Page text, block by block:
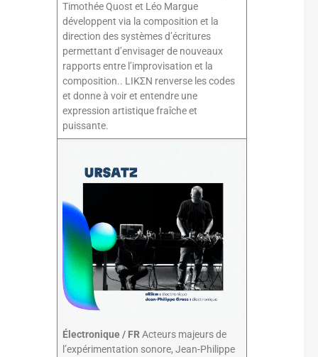
Timothée Quost et Léo Margue
développent via la composition et la
direction des systèmes d’écritures
permettant d’envisager de nouveaux
rapports entre l’improvisation et la
composition.. LIKΣN renverse les codes
et donne à voir et entendre une
expression artistique fraîche et
puissante.
Électronique / FRActeurs majeurs de
l’expérimentation sonore, Jean-Philippe